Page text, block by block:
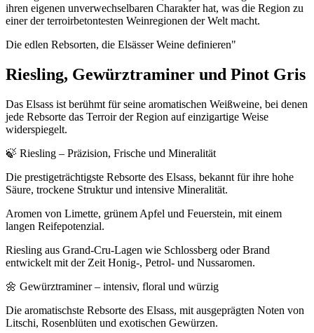
ihren eigenen unverwechselbaren Charakter hat, was die Region zu
einer der terroirbetontesten Weinregionen der Welt macht.
Die edlen Rebsorten, die Elsässer Weine definieren"
Riesling, Gewürztraminer und Pinot Gris
Das Elsass ist berühmt für seine aromatischen Weißweine, bei denen
jede Rebsorte das Terroir der Region auf einzigartige Weise
widerspiegelt.
🍃 Riesling – Präzision, Frische und Mineralität
Die prestigeträchtigste Rebsorte des Elsass, bekannt für ihre hohe
Säure, trockene Struktur und intensive Mineralität.
Aromen von Limette, grünem Apfel und Feuerstein, mit einem
langen Reifepotenzial.
Riesling aus Grand-Cru-Lagen wie Schlossberg oder Brand
entwickelt mit der Zeit Honig-, Petrol- und Nussaromen.
🌼 Gewürztraminer – intensiv, floral und würzig
Die aromatischste Rebsorte des Elsass, mit ausgeprägten Noten von
Litschi, Rosenblüten und exotischen Gewürzen.